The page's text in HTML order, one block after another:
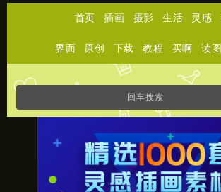
首页 插画 摄影 生活 灵感
界面 原创 下载 教程 买啊 读图